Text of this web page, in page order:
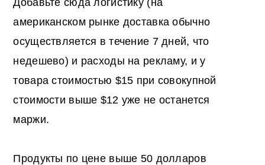
американском рынке доставка обычно
осуществляется в течение 7 дней, что
недешево) и расходы на рекламу, и у
товара стоимостью $15 при совокупной
стоимости выше $12 уже не останется
маржи.
Продукты по цене выше 50 долларов